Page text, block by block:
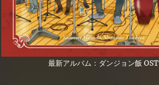
最新アルバム：ダンジョン飯 OST